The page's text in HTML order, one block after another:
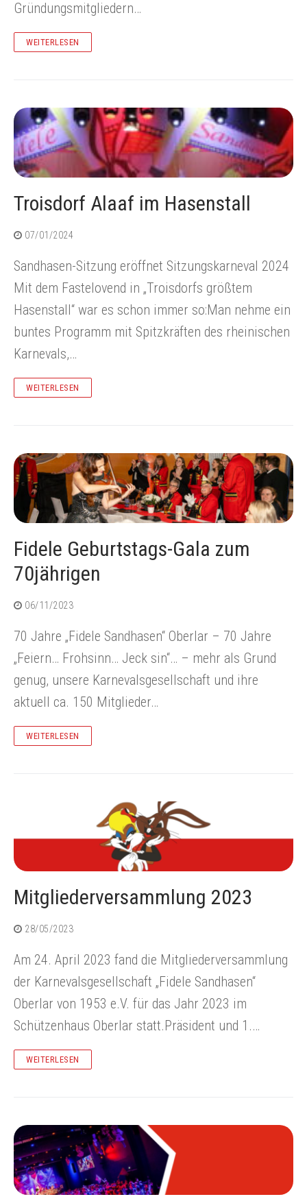
Gründungsmitgliedern…
WEITERLESEN
Troisdorf Alaaf im Hasenstall
07/01/2024
Sandhasen-Sitzung eröffnet Sitzungskarneval 2024
Mit dem Fastelovend in „Troisdorfs größtem
Hasenstall“ war es schon immer so:Man nehme ein
buntes Programm mit Spitzkräften des rheinischen
Karnevals,…
WEITERLESEN
Fidele Geburtstags-Gala zum
70jährigen
06/11/2023
70 Jahre „Fidele Sandhasen“ Oberlar – 70 Jahre
„Feiern… Frohsinn… Jeck sin“… – mehr als Grund
genug, unsere Karnevalsgesellschaft und ihre
aktuell ca. 150 Mitglieder…
WEITERLESEN
Mitgliederversammlung 2023
28/05/2023
Am 24. April 2023 fand die Mitgliederversammlung
der Karnevalsgesellschaft „Fidele Sandhasen“
Oberlar von 1953 e.V. für das Jahr 2023 im
Schützenhaus Oberlar statt.Präsident und 1.…
WEITERLESEN